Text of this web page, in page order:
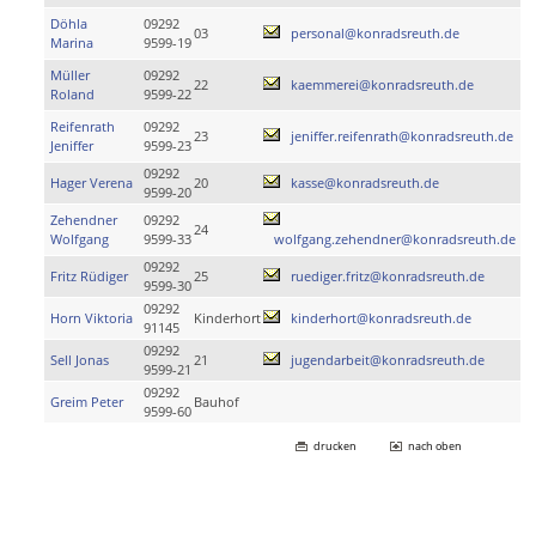
Döhla
Marina
09292
9599-19
03 personal@konradsreuth.de
Müller
Roland
09292
9599-22
22 kaemmerei@konradsreuth.de
Reifenrath
Jeniffer
09292
9599-23
23 jeniffer.reifenrath@konradsreuth.de
Hager Verena
09292
9599-20
20 kasse@konradsreuth.de
Zehendner
Wolfgang
09292
9599-33
24
wolfgang.zehendner@konradsreuth.de
Fritz Rüdiger
09292
9599-30
25 ruediger.fritz@konradsreuth.de
Horn Viktoria
09292
91145
Kinderhort kinderhort@konradsreuth.de
Sell Jonas
09292
9599-21
21 jugendarbeit@konradsreuth.de
Greim Peter
09292
9599-60
Bauhof
drucken nach oben